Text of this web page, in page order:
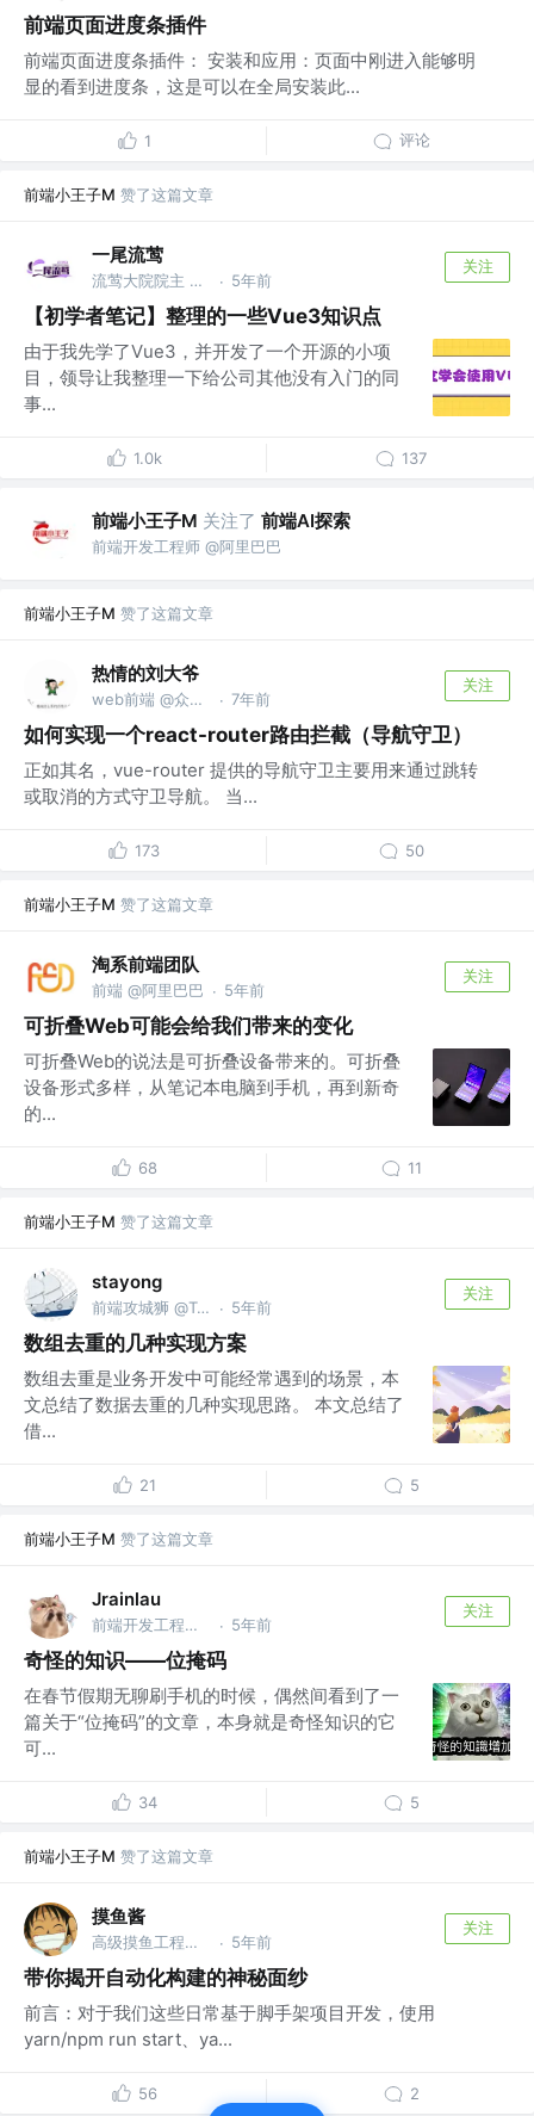
前端页面进度条插件
前端页面进度条插件： 安装和应用：页面中刚进入能够明
显的看到进度条，这是可以在全局安装此...
1 评论
前端小王子M 赞了这篇文章
一尾流莺
流莺大院院主 @www.warblerfe.top · 5年前
关注
【初学者笔记】整理的一些Vue3知识点
由于我先学了Vue3，并开发了一个开源的小项
目，领导让我整理一下给公司其他没有入门的同
事...
1.0k 137
前端小王子M 关注了 前端AI探索
前端开发工程师 @阿里巴巴
前端小王子M 赞了这篇文章
热情的刘大爷
web前端 @众安保险 · 7年前
关注
如何实现一个react-router路由拦截（导航守卫）
正如其名，vue-router 提供的导航守卫主要用来通过跳转
或取消的方式守卫导航。 当...
173 50
前端小王子M 赞了这篇文章
淘系前端团队
前端 @阿里巴巴 · 5年前
关注
可折叠Web可能会给我们带来的变化
可折叠Web的说法是可折叠设备带来的。可折叠
设备形式多样，从笔记本电脑到手机，再到新奇
的...
68 11
前端小王子M 赞了这篇文章
stayong
前端攻城狮 @Ten · 5年前
关注
数组去重的几种实现方案
数组去重是业务开发中可能经常遇到的场景，本
文总结了数据去重的几种实现思路。 本文总结了
借...
21 5
前端小王子M 赞了这篇文章
Jrainlau
前端开发工程师 @腾讯 · 5年前
关注
奇怪的知识——位掩码
在春节假期无聊刷手机的时候，偶然间看到了一
篇关于“位掩码”的文章，本身就是奇怪知识的它
可...
34 5
前端小王子M 赞了这篇文章
摸鱼酱
高级摸鱼工程师 @阿里巴巴 · 5年前
关注
带你揭开自动化构建的神秘面纱
前言：对于我们这些日常基于脚手架项目开发，使用
yarn/npm run start、ya...
56 2